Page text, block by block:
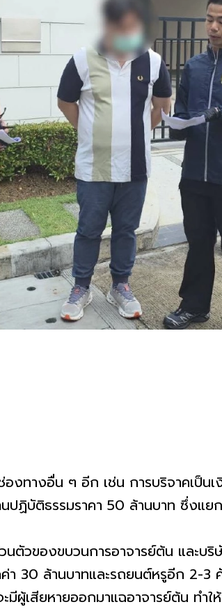
งทางอื่น ๆ อีก เช่น การบริจาคเป็
ฏิบัติธรรมราคา 50 ล้านบาท ซึ่งแย
วของขบวนการอาจารย์ต้น และบริ
า 30 ล้านบาทและรถยนต์หรูอีก 2-
มีผู้เสียหายออกมาแฉอาจารย์ต้น ท